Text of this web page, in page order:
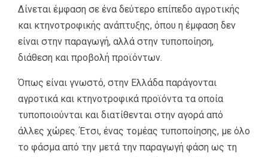
Δίνεται έμφαση σε ένα δεύτερο επίπεδο αγροτικής
και κτηνοτροφικής ανάπτυξης, όπου η έμφαση δεν
είναι στην παραγωγή, αλλά στην τυποποίηση,
διάθεση και προβολή προϊόντων.
Όπως είναι γνωστό, στην Ελλάδα παράγονται
αγροτικά και κτηνοτροφικά προϊόντα τα οποία
τυποποιούνται και διατίθενται στην αγορά από
άλλες χώρες. Έτσι, ένας τομέας τυποποίησης, με όλο
το φάσμα από την μετά την παραγωγή φάση ως τη